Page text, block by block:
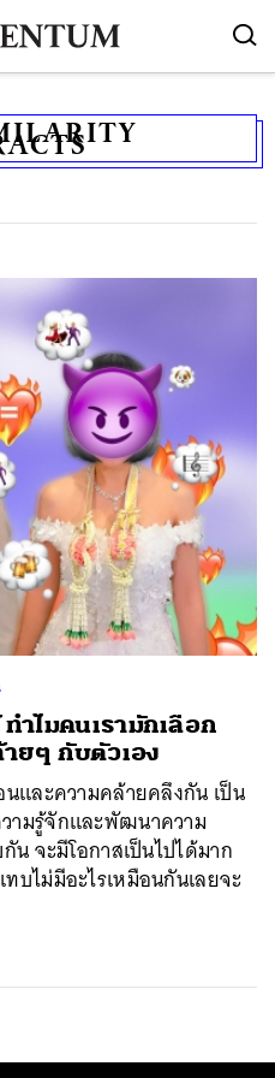
ำไมคนเรามักเลือก
ยๆ กับตัวเอง
นและความคล้ายคลึงกัน เป็น
ามรู้จักและพัฒนาความ
จะมีโอกาสเป็นไปได้มาก
ไม่มีอะไรเหมือนกันเลยจะ
LINE EMAIL